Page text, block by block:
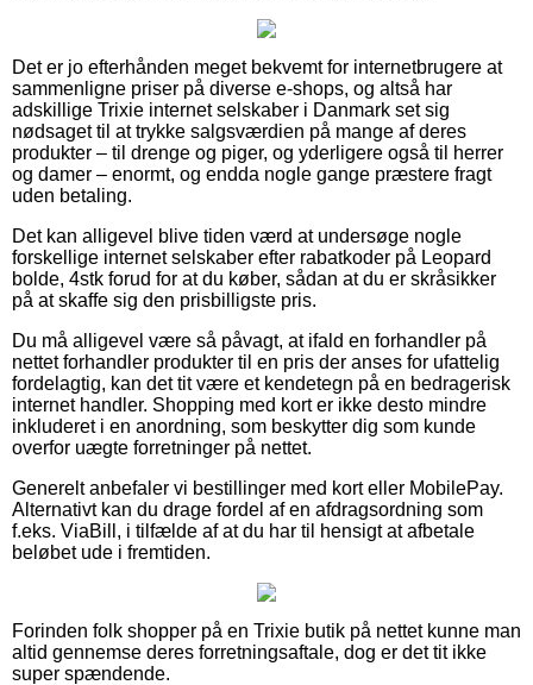
Det er jo efterhånden meget bekvemt for internetbrugere at
sammenligne priser på diverse e-shops, og altså har
adskillige Trixie internet selskaber i Danmark set sig
nødsaget til at trykke salgsværdien på mange af deres
produkter – til drenge og piger, og yderligere også til herrer
og damer – enormt, og endda nogle gange præstere fragt
uden betaling.
Det kan alligevel blive tiden værd at undersøge nogle
forskellige internet selskaber efter rabatkoder på Leopard
bolde, 4stk forud for at du køber, sådan at du er skråsikker
på at skaffe sig den prisbilligste pris.
Du må alligevel være så påvagt, at ifald en forhandler på
nettet forhandler produkter til en pris der anses for ufattelig
fordelagtig, kan det tit være et kendetegn på en bedragerisk
internet handler. Shopping med kort er ikke desto mindre
inkluderet i en anordning, som beskytter dig som kunde
overfor uægte forretninger på nettet.
Generelt anbefaler vi bestillinger med kort eller MobilePay.
Alternativt kan du drage fordel af en afdragsordning som
f.eks. ViaBill, i tilfælde af at du har til hensigt at afbetale
beløbet ude i fremtiden.
Forinden folk shopper på en Trixie butik på nettet kunne man
altid gennemse deres forretningsaftale, dog er det tit ikke
super spændende.